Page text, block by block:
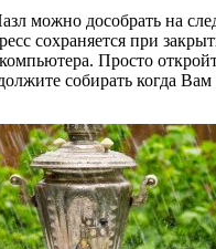
можно дособрать на
сохраняется при
Просто
собирать когда Вам